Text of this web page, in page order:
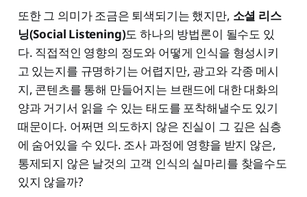
또한 그 의미가 조금은 퇴색되기는 했지만, 소셜 리스
닝(Social Listening)도 하나의 방법론이 될수도 있
다. 직접적인 영향의 정도와 어떻게 인식을 형성시키
고 있는지를 규명하기는 어렵지만, 광고와 각종 메시
지, 콘텐츠를 통해 만들어지는 브랜드에 대한 대화의
양과 거기서 읽을 수 있는 태도를 포착해낼수도 있기
때문이다. 어쩌면 의도하지 않은 진실이 그 깊은 심층
에 숨어있을 수 있다. 조사 과정에 영향을 받지 않은,
통제되지 않은 날것의 고객 인식의 실마리를 찾을수도
있지 않을까?